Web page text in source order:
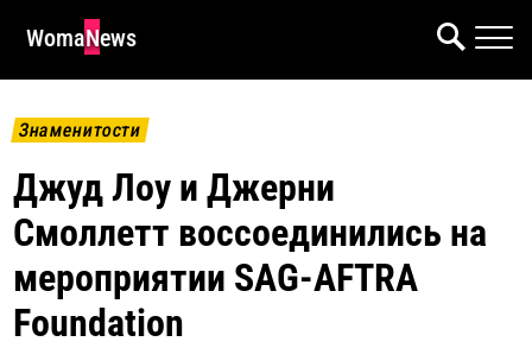
WomaNews
Знаменитости
Джуд Лоу и Джерни
Смоллетт воссоединились на
мероприятии SAG-AFTRA
Foundation